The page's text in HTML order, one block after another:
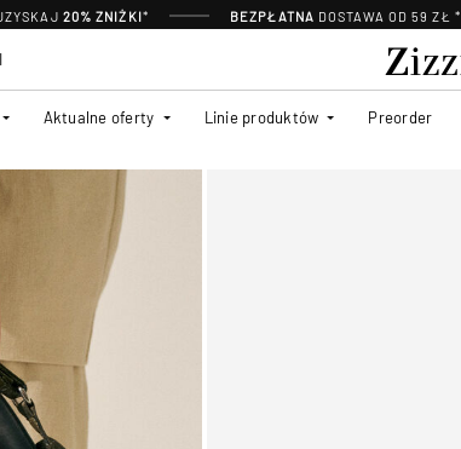
20% ZNIŻKI* BEZPŁATNA DOSTAWA OD 59 ZŁ *
Aktualne oferty Linie produktów Preorder